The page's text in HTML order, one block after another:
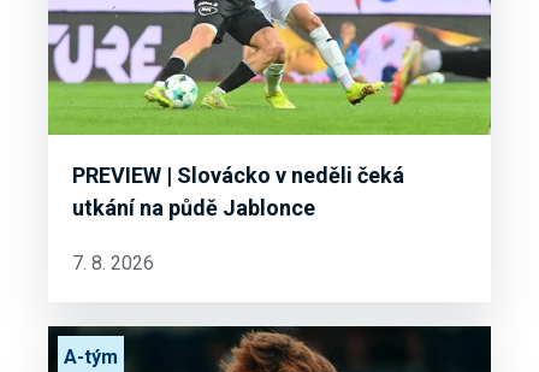
PREVIEW | Slovácko v neděli čeká
utkání na půdě Jablonce
7. 8. 2026
A-tým